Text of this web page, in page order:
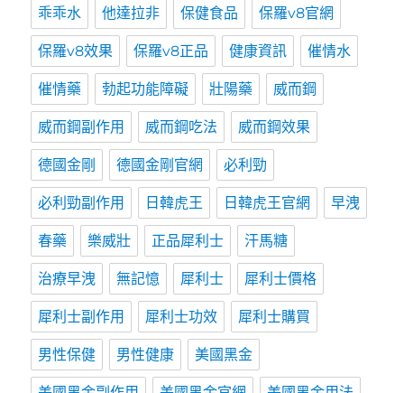
乖乖水 他達拉非 保健食品 保羅v8官網
保羅v8效果 保羅v8正品 健康資訊 催情水
催情藥 勃起功能障礙 壯陽藥 威而鋼
威而鋼副作用 威而鋼吃法 威而鋼效果
德國金剛 德國金剛官網 必利勁
必利勁副作用 日韓虎王 日韓虎王官網 早洩
春藥 樂威壯 正品犀利士 汗馬糖
治療早洩 無記憶 犀利士 犀利士價格
犀利士副作用 犀利士功效 犀利士購買
男性保健 男性健康 美國黑金